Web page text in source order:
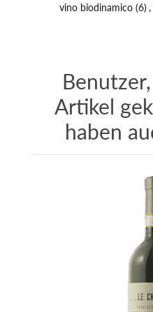
vino biodinamico (6) ,
Artikel
haben